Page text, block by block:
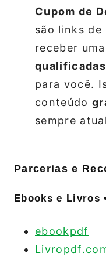
Cupom de
são links de
receber
qualificadas
para você.
conteúdo
sempre
Parcerias e
Ebooks e Livros
ebookpdf